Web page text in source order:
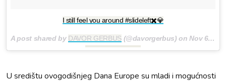
I still feel you around #slideleft✖️💎
A post shared by DAVOR GERBUS(@davorgerbus) onNov 6, 2017 at 11:18am PST
U središtu ovogodišnjeg Dana Europe su mladi i mogućnosti